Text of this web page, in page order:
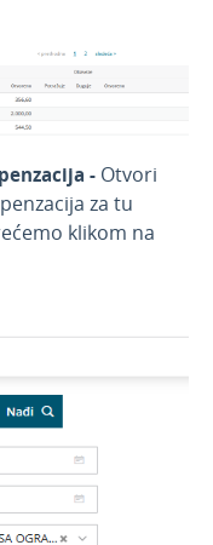
- Otvori
za tu
klikom na